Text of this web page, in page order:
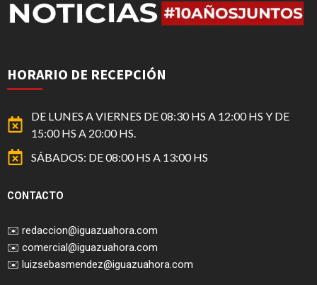
HORARIO DE RECEPCIÓN
DE LUNES A VIERNES DE 08:30 HS A 12:00 HS Y DE
15:00 HS A 20:00 HS.
SÁBADOS: DE 08:00 HS A 13:00 HS
CONTACTO
✉️ redaccion@iguazuahora.com
✉️ comercial@iguazuahora.com
✉️ luizsebasmendez@iguazuahora.com